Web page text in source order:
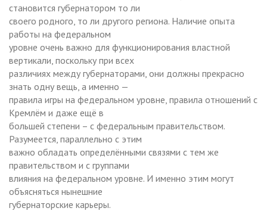
становится губернатором то ли
своего родного, то ли другого региона. Наличие опыта
работы на федеральном
уровне очень важно для функционирования властной
вертикали, поскольку при всех
различиях между губернаторами, они должны прекрасно
знать одну вещь, а именно —
правила игры на федеральном уровне, правила отношений с
Кремлём и даже ещё в
большей степени – с федеральным правительством.
Разумеется, параллельно с этим
важно обладать определёнными связями с тем же
правительством и с группами
влияния на федеральном уровне. И именно этим могут
объясняться нынешние
губернаторские карьеры.